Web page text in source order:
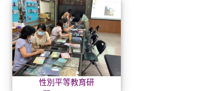
性別平等教育研